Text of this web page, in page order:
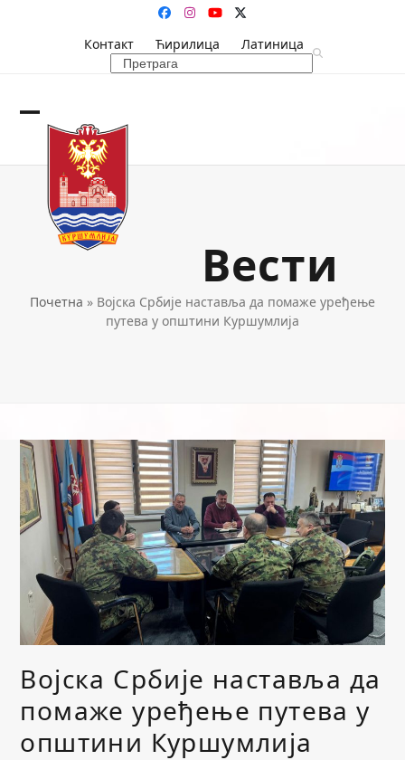
Facebook
Instagram
YouTubeTwitter
Контакт
Ћирилица
Латиница
Search
Open
mobile
menu
Close
mobile
menu
Вести
Почетна » Војска Србије наставља да помаже уређење
путева у општини Куршумлија
Војска Србије наставља да
помаже уређење путева у
општини Куршумлија